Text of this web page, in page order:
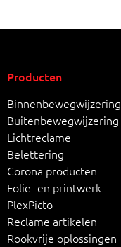
Producten
Binnenbewegwijzering
Buitenbewegwijzering
Lichtreclame
Belettering
Corona producten
Folie- en printwerk
PlexPicto
Reclame artikelen
Rookvrije oplossingen